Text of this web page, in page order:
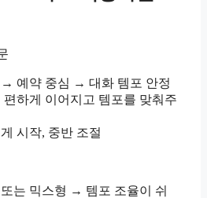
→ 예약 중심 → 대화 템포 안정
편하게 이어지고 템포를 맞춰주
시작, 중반 조절
는 믹스형 → 템포 조율이 쉬